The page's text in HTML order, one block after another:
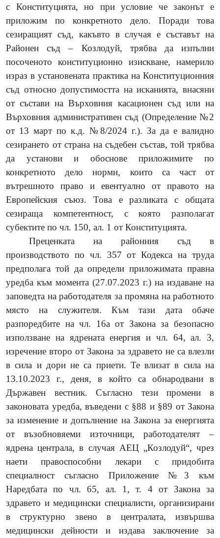
с Конституцията, но при условие че законът е
приложим по конкретното дело. Поради това
сезиращият съд, какъвто в случая е съставът на
Районен съд – Козлодуй, трябва да изпълни
посоченото конституционно изискване, намерило
израз в установената практика на Конституционния
съд относно допустимостта на исканията, внасяни
от състави на Върховния касационен съд или на
Върховния административен съд (Определение №2
от 13 март по к.д. №8/2024 г.). За да е валидно
сезирането от страна на съдебен състав, той трябва
да установи и обоснове приложимите по
конкретното дело норми, които са част от
вътрешното право и евентуално от правото на
Европейския съюз. Това е разликата с общата
сезираща компетентност, с която разполагат
субектите по чл. 150, ал. 1 от Конституцията.
Преценката на районния съд в
производството по чл. 357 от Кодекса на труда
предполага той да определи приложимата правна
уредба към момента (27.07.2023 г.) на издаване на
заповедта на работодателя за промяна на работното
място на служителя. Към тази дата обаче
разпоредбите на чл. 16а от Закона за безопасно
използване на ядрената енергия и чл. 64, ал. 3,
изречение второ от Закона за здравето не са влезли
в сила и дори не са приети. Те влизат в сила на
13.10.2023 г., деня, в който са обнародвани в
Държавен вестник. Съгласно тези промени в
законовата уредба, въведени с §88 и §89 от Закона
за изменение и допълнение на Закона за енергията
от възобновяеми източници, работодателят –
ядрена централа, в случая АЕЦ „Козлодуй“, чрез
наети правоспособни лекари с придобита
специалност съгласно Приложение №3 към
Наредбата по чл. 65, ал. 1, т. 4 от Закона за
здравето и медицински специалисти, организирани
в структурно звено в централата, извършва
медицински дейности и издава заключение за